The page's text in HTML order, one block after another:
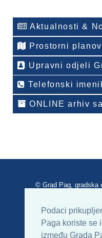
Podaci
Paga koriste se
između Grada
Aktualnosti &
Prostorni
Upravni odjeli
Telefonski
ONLINE arhiv
© Grad Pag, gradska
Uvjeti korištenja